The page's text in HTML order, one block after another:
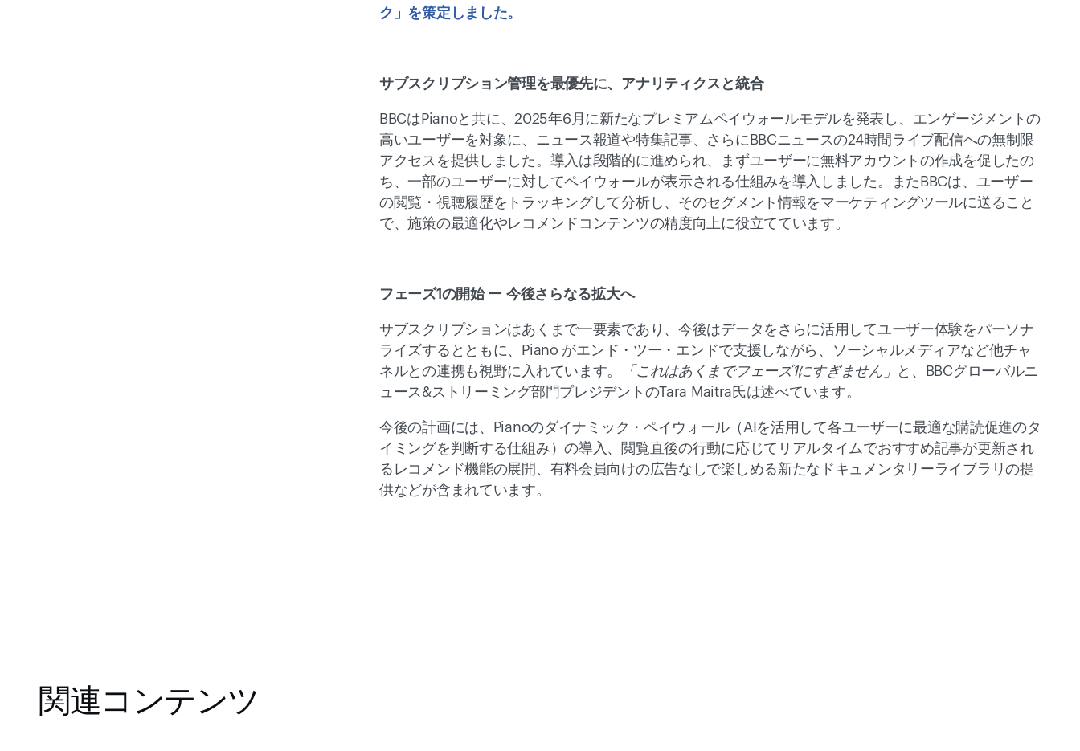
ク」を策定しました。
サブスクリプション管理を最優先に、アナリティクスと統合
BBCはPianoと共に、2025年6月に新たなプレミアムペイウォールモデルを発表し、エンゲージメントの
高いユーザーを対象に、ニュース報道や特集記事、さらにBBCニュースの24時間ライブ配信への無制限
アクセスを提供しました。導入は段階的に進められ、まずユーザーに無料アカウントの作成を促したの
ち、一部のユーザーに対してペイウォールが表示される仕組みを導入しました。またBBCは、ユーザー
の閲覧・視聴履歴をトラッキングして分析し、そのセグメント情報をマーケティングツールに送ること
で、施策の最適化やレコメンドコンテンツの精度向上に役立てています。
フェーズ1の開始 ー 今後さらなる拡大へ
サブスクリプションはあくまで一要素であり、今後はデータをさらに活用してユーザー体験をパーソナ
ライズするとともに、Piano がエンド・ツー・エンドで支援しながら、ソーシャルメディアなど他チャ
ネルとの連携も視野に入れています。
「これはあくまでフェーズ1にすぎません」
と、BBCグローバルニ
ュース&ストリーミング部門プレジデントのTara Maitra氏は述べています。
今後の計画には、Pianoのダイナミック・ペイウォール（AIを活用して各ユーザーに最適な購読促進のタ
イミングを判断する仕組み）の導入、閲覧直後の行動に応じてリアルタイムでおすすめ記事が更新され
るレコメンド機能の展開、有料会員向けの広告なしで楽しめる新たなドキュメンタリーライブラリの提
供などが含まれています。
関連コンテンツ